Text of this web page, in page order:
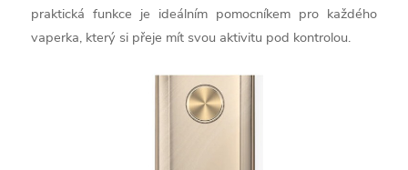
praktická funkce je ideálním pomocníkem pro každého
vaperka, který si přeje mít svou aktivitu pod kontrolou.